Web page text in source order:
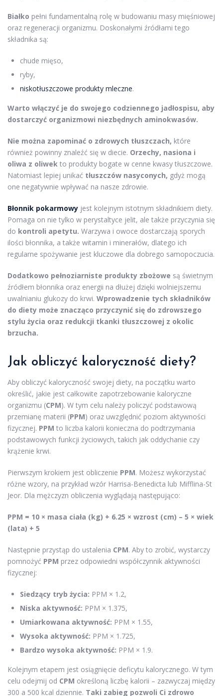
Białko pełni fundamentalną rolę w budowaniu masy mięśniowej
oraz regeneracji organizmu. Doskonałymi źródłami tego
składnika są:
chude mięso,
ryby,
niskotłuszczowe produkty mleczne.
Warto włączyć je do swojego codziennego jadłospisu, aby
dostarczyć organizmowi niezbędnych aminokwasów.
Nie można zapominać o zdrowych tłuszczach, które
również powinny znaleźć się w diecie. Orzechy, nasiona i
oliwa z oliwek to produkty bogate w cenne kwasy tłuszczowe.
Natomiast lepiej unikać tłuszczów nasyconych, gdyż mogą
one negatywnie wpływać na nasze zdrowie.
Błonnik pokarmowy jest kolejnym istotnym składnikiem diety.
Pomaga on nie tylko w perystaltyce jelit, ale także przyczynia się
do kontroli apetytu. Warzywa i owoce dostarczają sporych
ilości błonnika, a także witamin i minerałów, dlatego ich
regularne spożywanie jest kluczowe dla dobrego samopoczucia.
Dodatkowo pełnoziarniste produkty zbożowe są świetnym
źródłem błonnika oraz energii na dłużej dzięki wolniejszemu
uwalnianiu glukozy do krwi. Wprowadzenie tych składników
do diety może znacząco przyczynić się do zdrowszego
stylu życia oraz redukcji tkanki tłuszczowej z okolic
brzucha.
Jak obliczyć kaloryczność diety?
Aby obliczyć kaloryczność swojej diety, na początku warto
określić, jakie jest całkowite zapotrzebowanie kaloryczne
organizmu (CPM). W tym celu należy policzyć podstawową
przemianę materii (PPM) oraz uwzględnić poziom aktywności
fizycznej. PPM to liczba kalorii konieczna do podtrzymania
podstawowych funkcji życiowych, takich jak oddychanie czy
krążenie krwi.
Pierwszym krokiem jest obliczenie PPM. Możesz wykorzystać
różne wzory, na przykład wzór Harrisa-Benedicta lub Mifflina-St
Jeor. Dla mężczyzn obliczenia wyglądają następująco:
PPM = 10 × masa ciała (kg) + 6.25 × wzrost (cm) – 5 × wiek
(lata) + 5
Następnie przystąp do ustalenia CPM. Aby to zrobić, wystarczy
pomnożyć PPM przez odpowiedni współczynnik aktywności
fizycznej:
Siedzący tryb życia: PPM × 1.2,
Niska aktywność: PPM × 1.375,
Umiarkowana aktywność: PPM × 1.55,
Wysoka aktywność: PPM × 1.725,
Bardzo wysoka aktywność: PPM × 1.9.
Kolejnym etapem jest osiągnięcie deficytu kalorycznego. W tym
celu odejmij od CPM określoną liczbę kalorii – zazwyczaj między
300 a 500 kcal dziennie. Taki zabieg pozwoli Ci zdrowo